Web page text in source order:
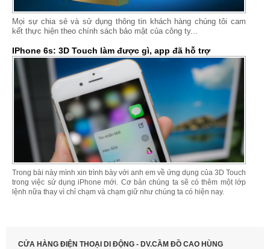
Mọi sự chia sẻ và sử dụng thông tin khách hàng chúng tôi cam
kết thực hiện theo chính sách bảo mật của công ty...
IPhone 6s: 3D Touch làm được gì, app đã hỗ trợ
Trong bài này mình xin trình bày với anh em về ứng dụng của 3D Touch
trong việc sử dụng iPhone mới. Cơ bản chúng ta sẽ có thêm một lớp
lệnh nữa thay vì chỉ chạm và chạm giữ như chúng ta có hiện nay.
CỬA HÀNG ĐIỆN THOẠI DI ĐỘNG - DV.CẦM ĐỒ CAO HÙNG